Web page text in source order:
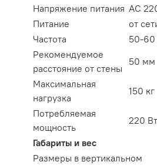
Напряжение питания АС
Питание
от
Частота
50-60
Рекомендуемое
расстояние от стены
50 мм
Максимальная
нагрузка
150 кг
Потребляемая
мощность
220 Вт
Габариты и вес
Размеры в вертикальном